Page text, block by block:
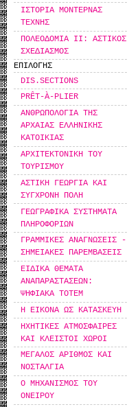
ΙΣΤΟΡΙΑ ΜΟΝΤΕΡΝΑΣ
ΤΕΧΝΗΣ
ΠΟΛΕΟΔΟΜΙΑ ΙΙ: ΑΣΤΙΚΟΣ
ΣΧΕΔΙΑΣΜΟΣ
ΕΠΙΛΟΓΗΣ
DIS.SECTIONS
PRÊT-À-PLIER
ΑΝΘΡΩΠΟΛΟΓΙΑ ΤΗΣ
ΑΡΧΑΙΑΣ ΕΛΛΗΝΙΚΗΣ
ΚΑΤΟΙΚΙΑΣ
ΑΡΧΙΤΕΚΤΟΝΙΚΗ ΤΟΥ
ΤΟΥΡΙΣΜΟΥ
ΑΣΤΙΚΗ ΓΕΩΡΓΙΑ ΚΑΙ
ΣΥΓΧΡΟΝΗ ΠΟΛΗ
ΓΕΩΓΡΑΦΙΚΑ ΣΥΣΤΗΜΑΤΑ
ΠΛΗΡΟΦΟΡΙΩΝ
ΓΡΑΜΜΙΚΕΣ ΑΝΑΓΝΩΣΕΙΣ -
ΣΗΜΕΙΑΚΕΣ ΠΑΡΕΜΒΑΣΕΙΣ
ΕΙΔΙΚΑ ΘΕΜΑΤΑ
ΑΝΑΠΑΡΑΣΤΑΣΕΩΝ:
ΨΗΦΙΑΚΑ ΤΟΤΕΜ
Η ΕΙΚΟΝΑ ΩΣ ΚΑΤΑΣΚΕΥΗ
ΗΧΗΤΙΚΕΣ ΑΤΜΟΣΦΑΙΡΕΣ
ΚΑΙ ΚΛΕΙΣΤΟΙ ΧΩΡΟΙ
ΜΕΓΑΛΟΣ ΑΡΙΘΜΟΣ ΚΑΙ
ΝΟΣΤΑΛΓΙΑ
Ο ΜΗΧΑΝΙΣΜΟΣ ΤΟΥ
ΟΝΕΙΡΟΥ